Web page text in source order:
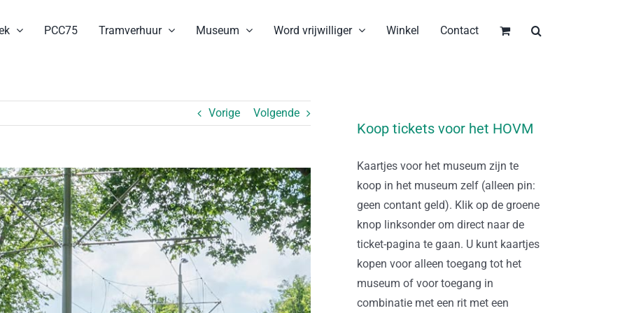
PCC75 Tramverhuur Museum Word vrijwilliger Winkel Contact
Vorige Volgende
Koop tickets voor het HOVM
Kaartjes voor het museum zijn te
koop in het museum zelf (alleen pin:
geen contant geld). Klik op de groene
knop linksonder om direct naar de
ticket-pagina te gaan. U kunt kaartjes
kopen voor alleen toegang tot het
museum of voor toegang in
combinatie met een rit met een